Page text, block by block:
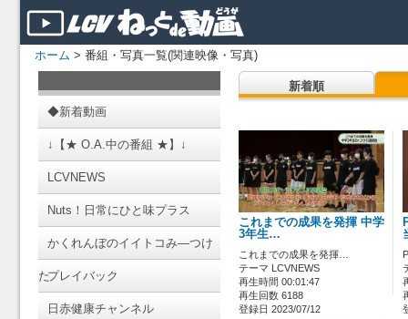
ホーム > 番組・写真一覧(関連映像・写真)
◆新着動画
↓【★ O.A.中の番組 ★】↓
LCVNEWS
Nuts！日常にひと味プラス
かくれんぼのイイトコみ―つけ
たプレイバック
日赤健康チャンネル
新着順
これまでの成果を発揮 中学
3年生…
これまでの成果を発揮…
テーマ LCVNEWS
再生時間 00:01:47
再生回数 6188
登録日 2023/07/12